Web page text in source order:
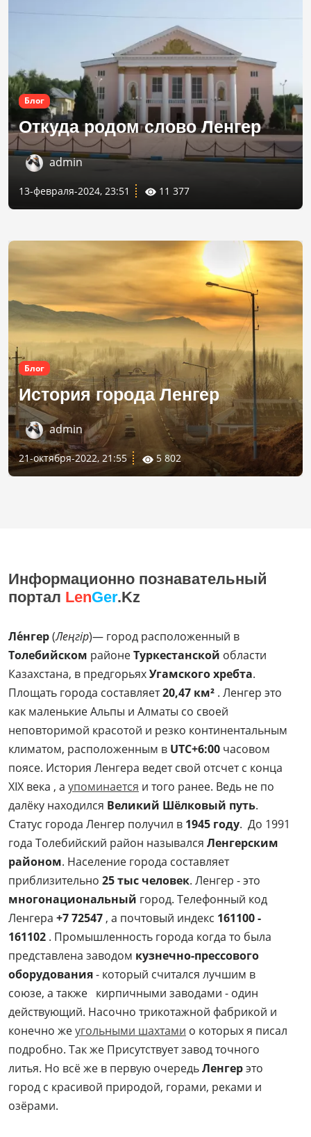
Блог
Откуда родом слово Ленгер
admin
13-февраля-2024, 23:51 11 377
Блог
История города Ленгер
admin
21-октября-2022, 21:55 5 802
Информационно познавательный
портал LenGer.Kz
Ле́нгер(Леңгір)— город расположенный в
Толебийском районеТуркестанской области
Казахстана, в предгорьяхУгамского хребта.
Площать города составляет20,47 км² . Ленгер это
как маленькие Альпы и Алматы со своей
неповторимой красотой и резко континентальным
климатом, расположенным в UTC+6:00 часовом
поясе. История Ленгера ведет свой отсчет с конца
XIX века , а упоминается и того ранее. Ведь не по
далёку находился Великий Шёлковый путь.
Статус города Ленгер получил в 1945 году. До 1991
года Толебийский район назывался Ленгерским
районом. Население города составляет
приблизительно 25 тыс человек. Ленгер - это
многонациональный город. Телефонный код
Ленгера +7 72547 , а почтовый индекс 161100 -
161102 . Промышленность города когда то была
представлена заводом кузнечно-прессового
оборудования- который считался лучшим в
союзе, а также кирпичными заводами - один
действующий. Насочно трикотажной фабрикой и
конечно жеугольными шахтами о которых я писал
подробно. Так же Присутствует завод точного
литья. Но всё же в первую очередьЛенгерэто
город с красивой природой, горами, реками и
озёрами.